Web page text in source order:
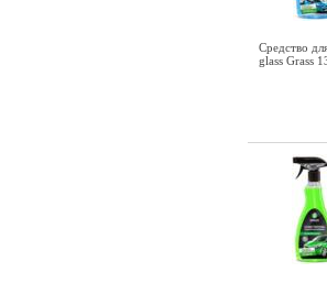
Средство
glass Grass